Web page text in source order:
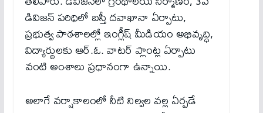
డివిజన్ పరిధిలో బస్తీ దవాఖానా ఏర్పాటు,
ప్రభుత్వ పాఠశాలల్లో ఇంగ్లీష్ మీడియం అభివృద్ధి,
విద్యార్థులకు ఆర్.ఓ. వాటర్ ప్లాంట్ల ఏర్పాటు
వంటి అంశాలు ప్రధానంగా ఉన్నాయి.
అలాగే వర్షాకాలంలో నీటి నిల్వల వల్ల ఏర్పడే